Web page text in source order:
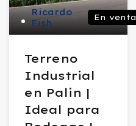
Ricardo
Fish
En venta
Terreno
Industrial
en Palin |
Ideal para